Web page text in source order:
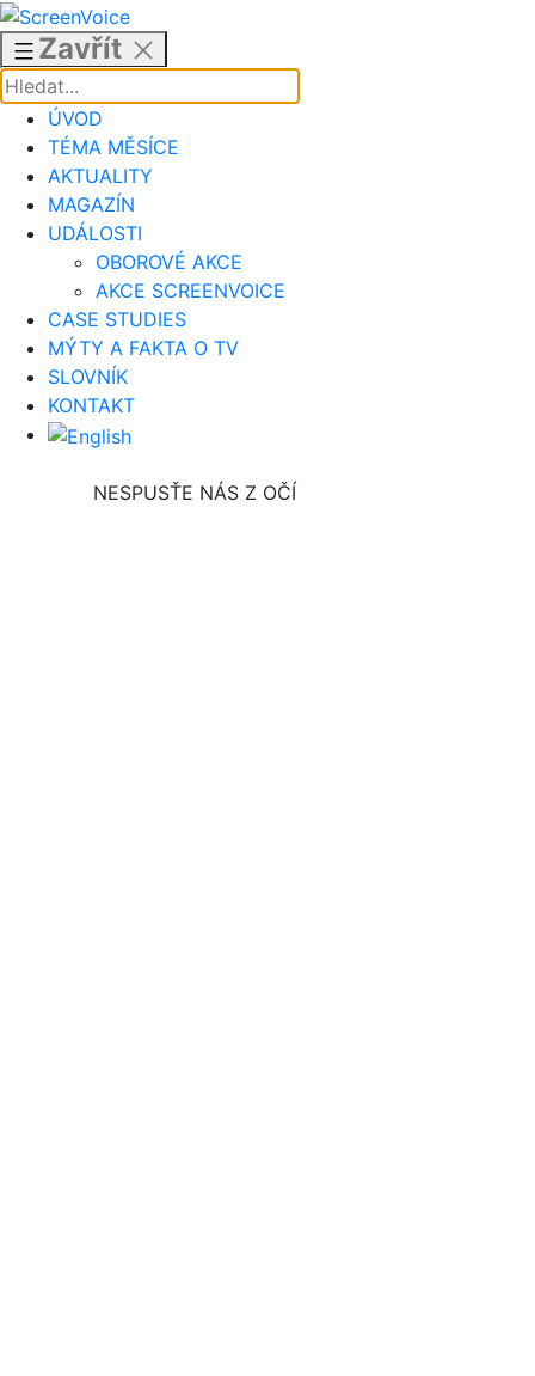
Přejít
obsahu
Zavřít
ÚVOD
TÉMA MĚSÍCE
AKTUALITY
MAGAZÍN
UDÁLOSTI
OBOROVÉ AKCE
AKCE SCREENVOICE
CASE STUDIES
MÝTY A FAKTA O TV
SLOVNÍK
KONTAKT
NESPUSŤE NÁS Z OČÍ